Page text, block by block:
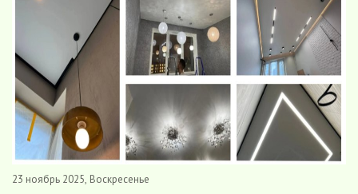
23 ноябрь 2025, Воскресенье